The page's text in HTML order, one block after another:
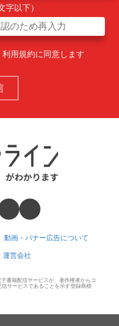
以下）
利用規約に同意します
動画・バナー広告について
運営会社
書籍配信サービスが、著作権者からコ
サービスであることを示す登録商標